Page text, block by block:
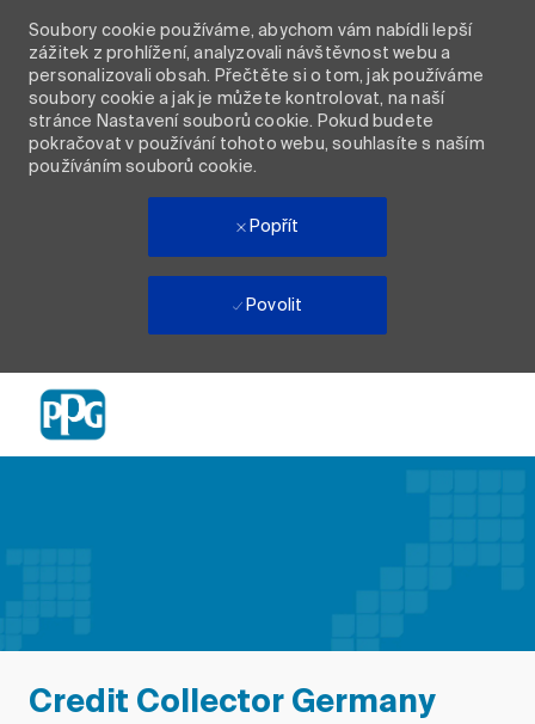
Soubory cookie používáme, abychom vám nabídli lepší
zážitek z prohlížení, analyzovali návštěvnost webu a
personalizovali obsah. Přečtěte si o tom, jak používáme
soubory cookie a jak je můžete kontrolovat, na naší
stránce Nastavení souborů cookie. Pokud budete
pokračovat v používání tohoto webu, souhlasíte s naším
používáním souborů cookie.
Popřít
Povolit
Credit Collector Germany